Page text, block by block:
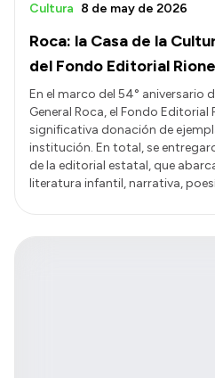
Roca: la Casa de la
del Fondo Editorial
Cultura 8 de may de 2026
En el marco del 54° aniversario
General Roca, el Fondo Editorial
significativa donación de
institución. En total, se
de la editorial estatal, que
literatura infantil, narrativa,